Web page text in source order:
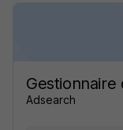
Adsearch